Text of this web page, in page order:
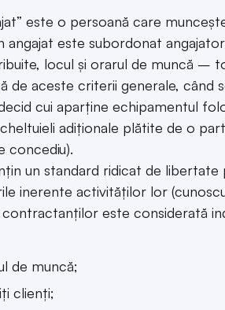
este o persoană care
angajat este subordonat
locul și orarul de muncă –
de aceste criterii generale, când
cui aparține echipamentul
adiționale plătite de o
concediu).
un standard ridicat de libertate
inerente activităților lor
este considerată
de muncă;
clienți;